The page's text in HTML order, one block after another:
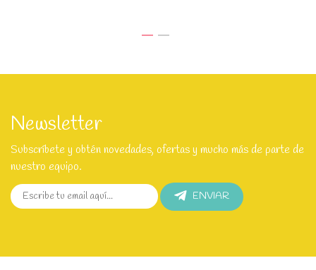
Newsletter
Subscríbete y obtén novedades, ofertas y mucho más de parte de
nuestro equipo.
ENVIAR